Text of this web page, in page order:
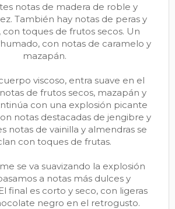
notas de madera de roble y
También hay notas de peras y
toques de frutos secos. Un
con notas de caramelo y
mazapán.
viscoso, entra suave en el
de frutos secos, mazapán y
con una explosión picante
notas destacadas de jengibre y
notas de vainilla y almendras se
con toques de frutas.
se va suavizando la explosión
a notas más dulces y
final es corto y seco, con ligeras
negro en el retrogusto.